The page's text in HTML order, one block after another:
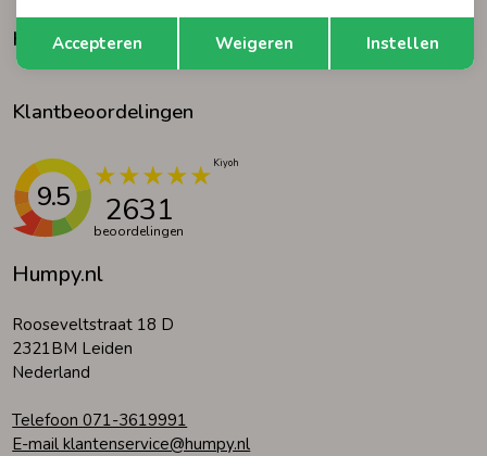
Kledingaccessoires
Boxpakjes
Ondergoed
Regenkleding &-laarzen
Kledingaccessoires
Beenmode
Humpy.nl
Rooseveltstraat 18 D
2321BM Leiden
Nederland
Telefoon 071-3619991
E-mail klantenservice@humpy.nl
Klantenservice
Klantbeoordelingen
9.5 2631
beoordelingen
Terug Opslaan
Accepteren Weigeren Instellen